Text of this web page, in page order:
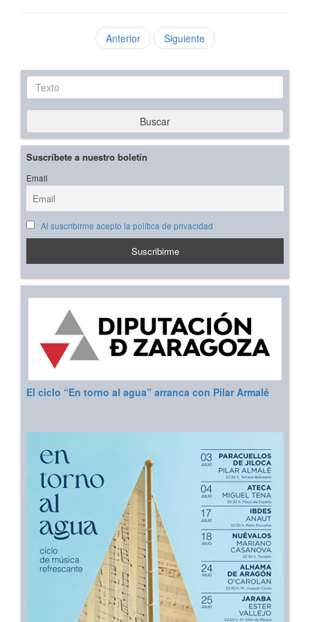
Anterior Siguiente
Texto
Buscar
Suscríbete a nuestro boletín
Email
Al suscribirme acepto la política de privacidad
El ciclo “En torno al agua” arranca con Pilar Armalé